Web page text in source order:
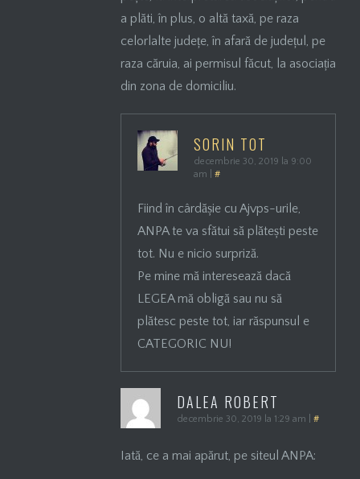
a plăti, în plus, o altă taxă, pe raza
celorlalte județe, în afară de județul, pe
raza căruia, ai permisul făcut, la asociația
din zona de domiciliu.
SORIN TOT
decembrie 30, 2019 la 9:00
am
#
Fiind în cârdășie cu Ajvps-urile,
ANPA te va sfătui să plătești peste
tot. Nu e nicio surpriză.
Pe mine mă interesează dacă
LEGEA mă obligă sau nu să
plătesc peste tot, iar răspunsul e
CATEGORIC NU!
DALEA ROBERT
decembrie 30, 2019 la 1:29 am #
Iată, ce a mai apărut, pe siteul ANPA: